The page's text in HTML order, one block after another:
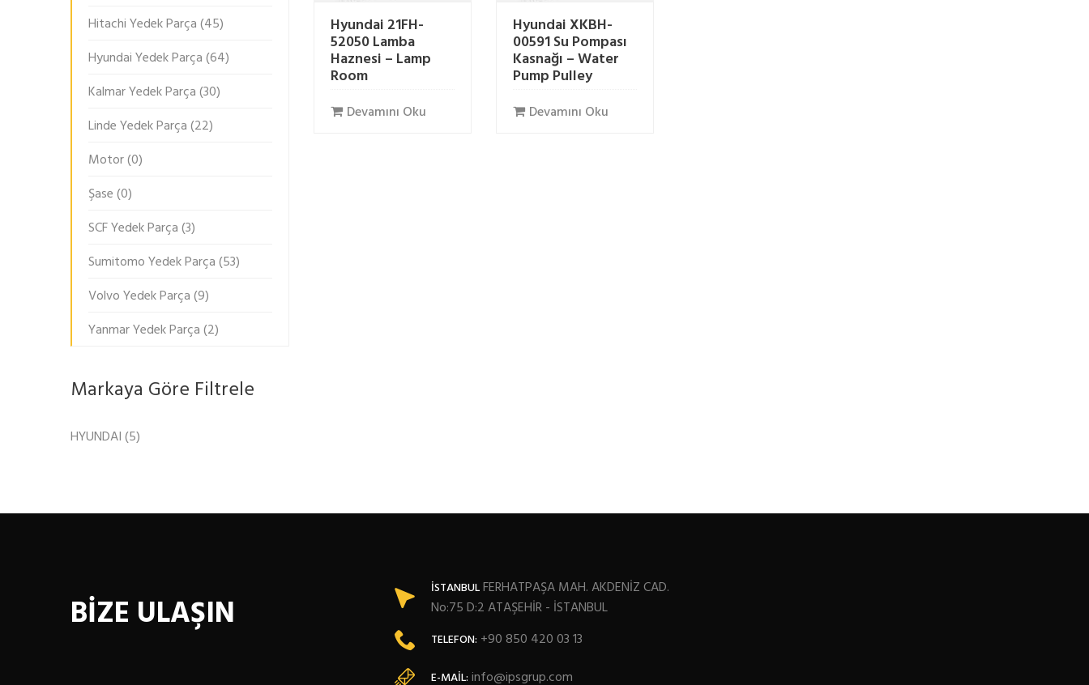
Hyundai 21FH-
52050 Lamba
Haznesi – Lamp
Room
Devamını Oku
Hyundai XKBH-
00591 Su Pompası
Kasnağı – Water
Pump Pulley
Devamını Oku
Hitachi Yedek Parça(45)
Hyundai Yedek Parça(64)
Kalmar Yedek Parça(30)
Linde Yedek Parça(22)
Motor(0)
Şase(0)
SCF Yedek Parça(3)
Sumitomo Yedek Parça(53)
Volvo Yedek Parça(9)
Yanmar Yedek Parça(2)
Markaya Göre Filtrele
HYUNDAI(5)
BİZE ULAŞIN
İSTANBULFERHATPAŞA MAH. AKDENİZ CAD.
No:75 D:2 ATAŞEHİR - İSTANBUL
TELEFON: +90 850 420 03 13
E-MAIL: info@ipsgrup.com